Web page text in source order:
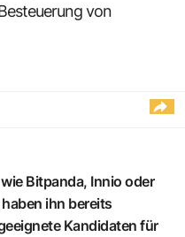
von
Bitpanda, Innio oder
ihn bereits
Kandidaten für